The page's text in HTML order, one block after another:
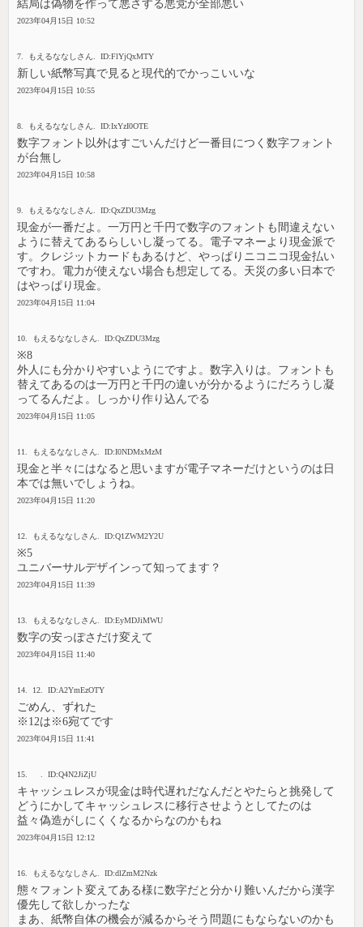
結局は偽物を作って悪さする悪党が全部悪い
2023年04月15日 10:52
7. もえるななしさん. ID:FlYjQxMTY
新しい紙幣写真で見ると現代的でかっこいいな
2023年04月15日 10:55
8. もえるななしさん. ID:IxYzI0OTE
数字フォント以外はすごいんだけど一番目につく数字フォント
が台無し
2023年04月15日 10:58
9. もえるななしさん. ID:QxZDU3Mzg
現金が一番だよ。一万円と千円で数字のフォントも間違えない
ように替えてあるらしいし凝ってる。電子マネーより現金派で
す。クレジットカードもあるけど、やっぱりニコニコ現金払い
ですわ。電力が使えない場合も想定してる。天災の多い日本で
はやっぱり現金。
2023年04月15日 11:04
10. もえるななしさん. ID:QxZDU3Mzg
※8
外人にも分かりやすいようにですよ。数字入りは。フォントも
替えてあるのは一万円と千円の違いが分かるようにだろうし凝
ってるんだよ。しっかり作り込んでる
2023年04月15日 11:05
11. もえるななしさん. ID:I0NDMxMzM
現金と半々にはなると思いますが電子マネーだけというのは日
本では無いでしょうね。
2023年04月15日 11:20
12. もえるななしさん. ID:Q1ZWM2Y2U
※5
ユニバーサルデザインって知ってます？
2023年04月15日 11:39
13. もえるななしさん. ID:EyMDJiMWU
数字の安っぽさだけ変えて
2023年04月15日 11:40
14. 12. ID:A2YmEzOTY
ごめん、ずれた
※12は※6宛てです
2023年04月15日 11:41
15. . ID:Q4N2JiZjU
キャッシュレスが現金は時代遅れだなんだとやたらと挑発して
どうにかしてキャッシュレスに移行させようとしてたのは
益々偽造がしにくくなるからなのかもね
2023年04月15日 12:12
16. もえるななしさん. ID:dlZmM2Nzk
態々フォント変えてある様に数字だと分かり難いんだから漢字
優先して欲しかったな
まあ、紙幣自体の機会が減るからそう問題にもならないのかも